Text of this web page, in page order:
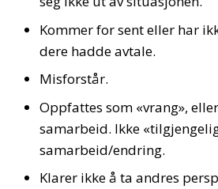
Kommer for sent eller har
dere hadde avtale.
Misforstår.
Oppfattes som «vrang»,
samarbeid. Ikke
samarbeid/endring.
Klarer ikke å ta andres